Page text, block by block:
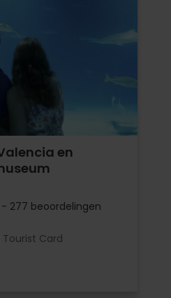
en
- 277 beoordelingen
Tourist Card